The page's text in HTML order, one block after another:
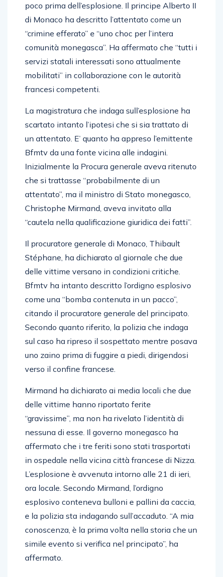
poco prima dell’esplosione. Il principe Alberto II
di Monaco ha descritto l’attentato come un
“crimine efferato” e “uno choc per l’intera
comunità monegasca”. Ha affermato che “tutti i
servizi statali interessati sono attualmente
mobilitati” in collaborazione con le autorità
francesi competenti.
La magistratura che indaga sull’esplosione ha
scartato intanto l’ipotesi che si sia trattato di
un attentato. E’ quanto ha appreso l’emittente
Bfmtv da una fonte vicina alle indagini.
Inizialmente la Procura generale aveva ritenuto
che si trattasse “probabilmente di un
attentato”, ma il ministro di Stato monegasco,
Christophe Mirmand, aveva invitato alla
“cautela nella qualificazione giuridica dei fatti”.
Il procuratore generale di Monaco, Thibault
Stéphane, ha dichiarato al giornale che due
delle vittime versano in condizioni critiche.
Bfmtv ha intanto descritto l’ordigno esplosivo
come una “bomba contenuta in un pacco”,
citando il procuratore generale del principato.
Secondo quanto riferito, la polizia che indaga
sul caso ha ripreso il sospettato mentre posava
uno zaino prima di fuggire a piedi, dirigendosi
verso il confine francese.
Mirmand ha dichiarato ai media locali che due
delle vittime hanno riportato ferite
“gravissime”, ma non ha rivelato l’identità di
nessuna di esse. Il governo monegasco ha
affermato che i tre feriti sono stati trasportati
in ospedale nella vicina città francese di Nizza.
L’esplosione è avvenuta intorno alle 21 di ieri,
ora locale. Secondo Mirmand, l’ordigno
esplosivo conteneva bulloni e pallini da caccia,
e la polizia sta indagando sull’accaduto. “A mia
conoscenza, è la prima volta nella storia che un
simile evento si verifica nel principato”, ha
affermato.